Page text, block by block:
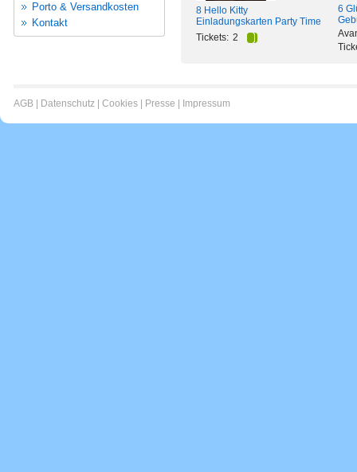
Porto & Versandkosten
Kontakt
8 Hello Kitty
Einladungskarten Party Time
Tickets: 2
6
AGB Datenschutz Cookies Presse Impressum